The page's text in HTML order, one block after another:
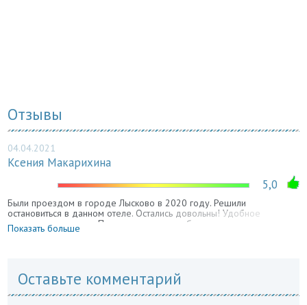
Отзывы
04.04.2021
Ксения Макарихина
5,0
Были проездом в городе Лысково в 2020 году. Решили
остановиться в данном отеле. Остались довольны! Удобное
месторасположение. Парковка с видео наблюдением это
несомненный плюс. Быстрое засиление, это очень порадовало, были
Показать больше
Оставьте комментарий